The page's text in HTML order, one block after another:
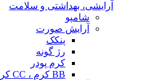
آرایشی، بهداشتی و سلامت
شامپو
آرایش صورت
پنکک
رژ گونه
کرم پودر
BB کرم ، CC کرم